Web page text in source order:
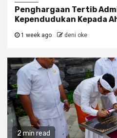
Penghargaan Tertib
Kependudukan Kepada
1 week ago deni oke
2 min read